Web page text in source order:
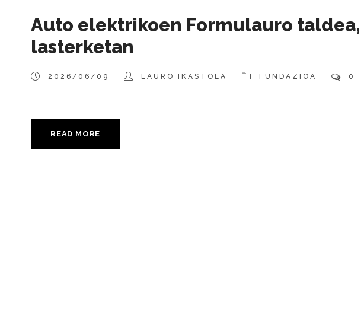
Auto elektrikoen Formulauro taldea,
lasterketan
2026/06/09 LAURO IKASTOLA FUNDAZIOA 0
READ MORE